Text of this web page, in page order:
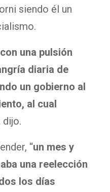
siendo él un
una pulsión
diaria de
un gobierno al
al cual
dijo.
“un mes y
una reelección
los días